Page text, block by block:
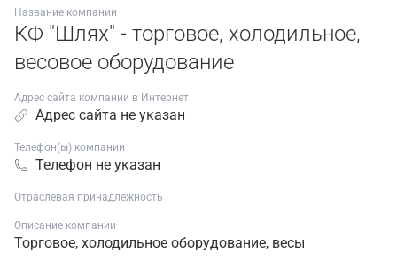
Название компании
КФ "Шлях" - торговое, холодильное,
весовое оборудование
Адрес сайта компании в Интернет
Адрес сайта не указан
Телефон(ы) компании
Телефон не указан
Отраслевая принадлежность
Описание компании
Торговое, холодильное оборудование, весы